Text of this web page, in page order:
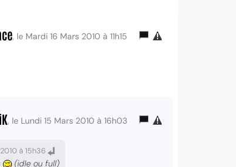
, le Mardi 16 Mars 2010 à 11h15
, le Lundi 15 Mars 2010 à 16h03
à 15h36
(idle ou full)